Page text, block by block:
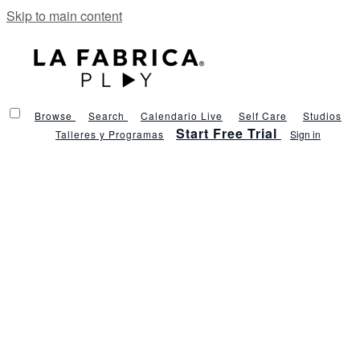
Skip to main content
Browse Search Calendario Live Self Care
Studios
Talleres y Programas
Start Free Trial Sign in